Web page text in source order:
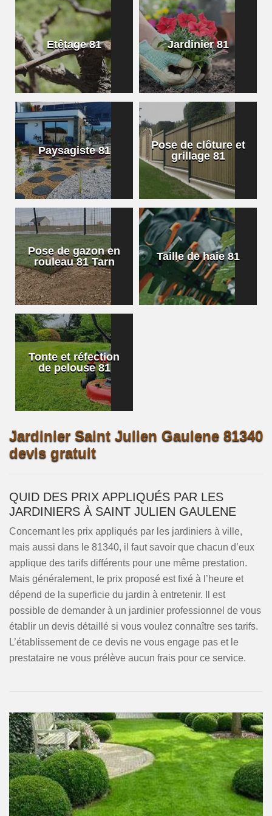
Etêtage 81 Jardinier 81
Paysagiste 81
Pose de clôture et
grillage 81
Pose de gazon en
rouleau 81 Tarn
Taille de haie 81
Tonte et réfection
de pelouse 81
Jardinier Saint Julien Gaulene 81340
devis gratuit
QUID DES PRIX APPLIQUÉS PAR LES
JARDINIERS À SAINT JULIEN GAULENE
Concernant les prix appliqués par les jardiniers à ville,
mais aussi dans le 81340, il faut savoir que chacun d’eux
applique des tarifs différents pour une même prestation.
Mais généralement, le prix proposé est fixé à l’heure et
dépend de la superficie du jardin à entretenir. Il est
possible de demander à un jardinier professionnel de vous
établir un devis détaillé si vous voulez connaître ses tarifs.
L’établissement de ce devis ne vous engage pas et le
prestataire ne vous prélève aucun frais pour ce service.